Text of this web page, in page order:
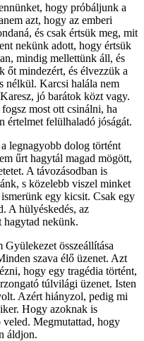
hogy próbáljunk a
azt, hogy az emberi
és csak értsük meg, mit
nekünk adott, hogy értsük
mindig mellettünk áll, és
őt mindezért, és élvezzük a
nélkül. Karcsi halála nem
jó barátok közt vagy.
most ott csinálni, ha
értelmet felülhaladó jóságát.
legnagyobb dolog történt
űrt hagytál magad mögött,
A távozásodban is
s közelebb viszel minket
egy kicsit. Csak egy
A hülyéskedés, az
hagytad nekünk.
összeállítása
szava élő üzenet. Azt
hogy egy tragédia történt,
túlvilági üzenet. Isten
Azért hiányzol, pedig mi
Hogy azoknak is
Megmutattad, hogy
áldjon.